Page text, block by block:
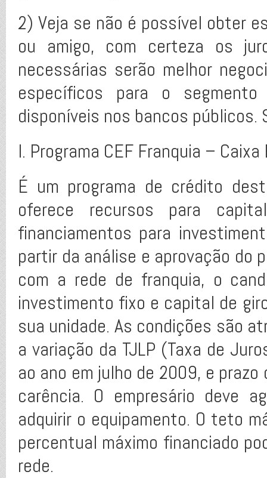
2) Veja se não é possível obter
ou amigo, com certeza os
necessárias serão melhor
específicos para o
disponíveis nos bancos públicos.
I. Programa CEF Franquia –
É um programa de crédito
oferece recursos para
financiamentos para
partir da análise e aprovação do
com a rede de franquia, o
investimento fixo e capital de
sua unidade. As condições são
a variação da TJLP (Taxa de
ao ano em julho de 2009, e
carência. O empresário deve
adquirir o equipamento. O teto
percentual máximo financiado
rede.